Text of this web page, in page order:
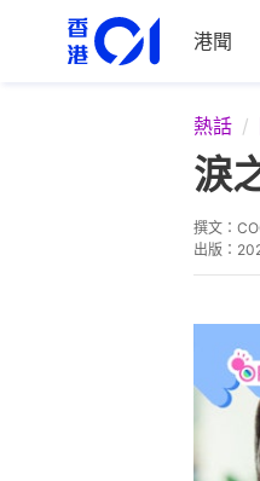
港聞
熱話
淚
撰文：
出版：